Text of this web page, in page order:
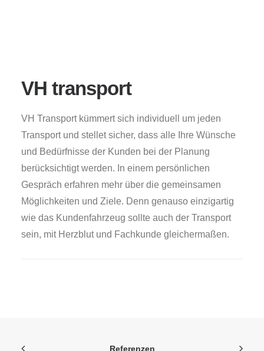
VH transport
VH Transport kümmert sich individuell um jeden
Transport und stellet sicher, dass alle Ihre Wünsche
und Bedürfnisse der Kunden bei der Planung
berücksichtigt werden. In einem persönlichen
Gespräch erfahren mehr über die gemeinsamen
Möglichkeiten und Ziele. Denn genauso einzigartig
wie das Kundenfahrzeug sollte auch der Transport
sein, mit Herzblut und Fachkunde gleichermaßen.
Referenzen